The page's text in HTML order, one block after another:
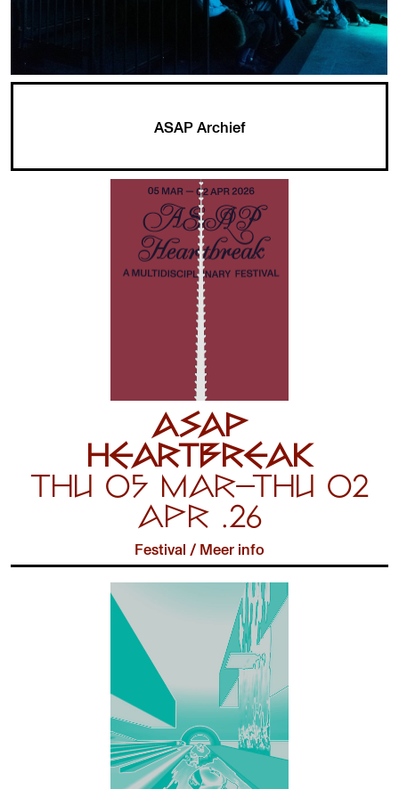
ASAP Archief
ASAP
HEARTBREAK
THU 05 MAR—THU 02
APR .26
Festival / Meer info